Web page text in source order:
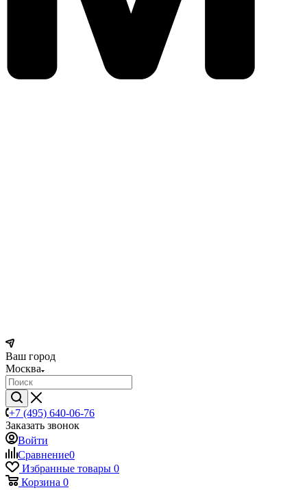
Ваш город
Москва
+7 (495) 640-06-76
Заказать звонок
Войти
Сравнение0
Избранные товары 0
Корзина 0